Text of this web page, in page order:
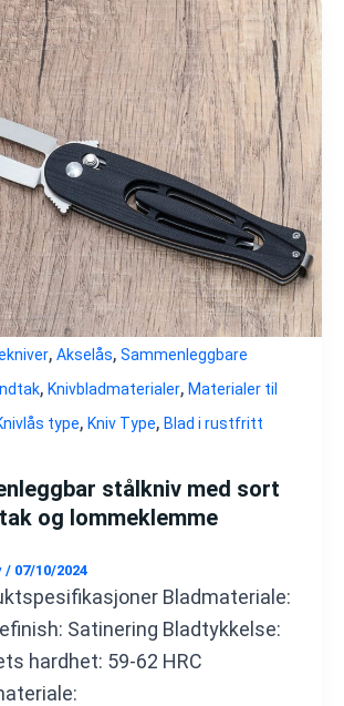
, Akselås, Sammenleggbare
, Knivbladmaterialer, Materialer til
type, Kniv Type, Blad i rustfritt
stålkniv med sort
og lommeklemme
/ 07/10/2024
Bladmateriale:
Satinering Bladtykkelse:
hardhet: 59-62 HRC